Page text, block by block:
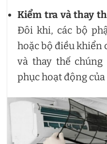
Kiểm tra và thay
Đôi khi, các bộ
hoặc bộ điều khiển
và thay thế
phục hoạt động của